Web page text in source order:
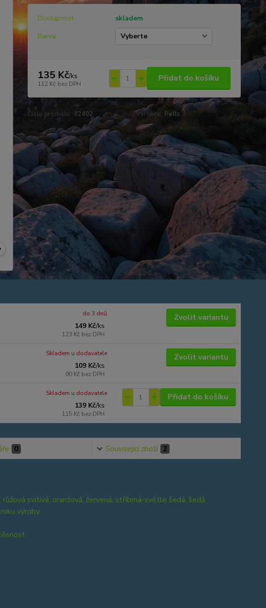
Dostupnost
skladem
Barva
135 Kč/ks
112 Kč bez DPH
Přidat do košíku
Číslo produktu: 32402 Výrobce: Pells
149 Kč/ks
123 Kč bez DPH
do 3 dnů Zvolit variantu
109 Kč/ks
90 Kč bez DPH
Skladem u dodavatele Zvolit variantu
139 Kč/ks
115 Kč bez DPH
Skladem u dodavatele Přidat do košíku
0 Související zboží 2
svítívá, oranžová, červená, stříbrná-světle šedá, šedá
výroby.